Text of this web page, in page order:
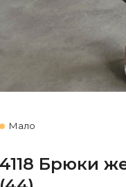
Мало
4118 Брюки